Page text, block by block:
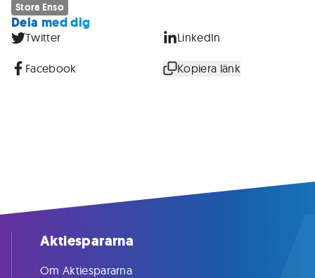
Stora Enso
Dela med dig
Twitter LinkedIn
Facebook Kopiera länk
Aktiespararna
Om Aktiespararna